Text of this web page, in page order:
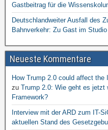
Gastbeitrag für die
Deutschlandweiter Ausfall des
Bahnverkehr: Zu Gast im Studio
Neueste Kommentare
How Trump 2.0 could affect
zu Trump 2.0: Wie geht es jetzt
Framework?
Interview mit der ARD zum IT-
aktuellen Stand des